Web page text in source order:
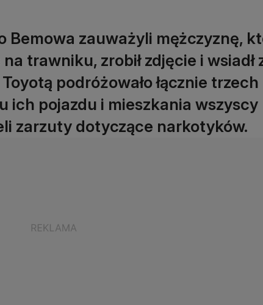
Bemowa zauważyli mężczyznę,
na trawniku, zrobił zdjęcie i wsiadł
podróżowało łącznie trzech
ich pojazdu i mieszkania wszyscy
zarzuty dotyczące narkotyków.